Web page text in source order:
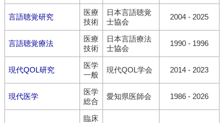
言語聴覚研究
医療
技術
日本言語聴覚
士協会
2004 - 2025
言語聴覚療法
医療
技術
日本言語療法
士協会
1990 - 1996
現代QOL研究
医学
一般
現代QOL学会 2014 - 2023
現代医学
医学
総合
愛知県医師会 1986 - 2026
臨床